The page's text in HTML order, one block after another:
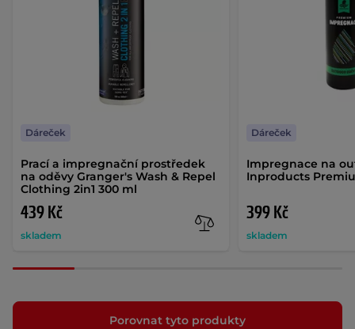
Prací a impregnační prostředek
na oděvy Granger's Wash & Repel
Clothing 2in1 300 ml
439 Kč
skladem
Dáreček
Impregnace na
Inproducts
399 Kč
skladem
Dáreček
Porovnat tyto produkty